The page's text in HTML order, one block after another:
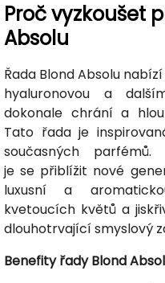
Proč vyzkoušet
Absolu
Řada Blond Absolu
hyaluronovou a
dokonale chrání a
Tato řada je
současných
je se přiblížit nové
luxusní a
kvetoucích květů a
dlouhotrvající smyslový
Benefity řady Blond